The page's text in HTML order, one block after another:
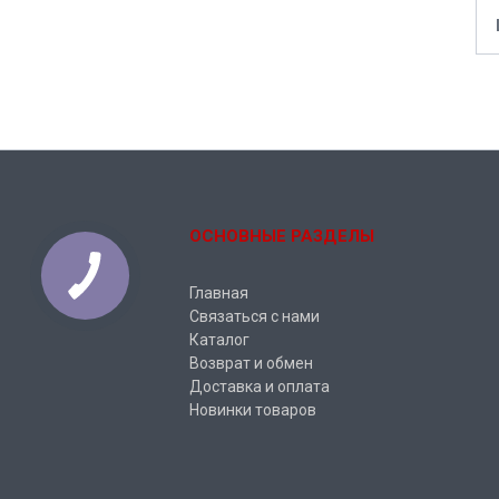
ОСНОВНЫЕ РАЗДЕЛЫ
Главная
Связаться с нами
Каталог
Возврат и обмен
Доставка и оплата
Новинки товаров